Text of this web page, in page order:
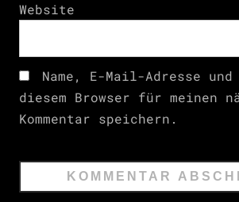
Website
Name, E-Mail-Adresse
diesem Browser für meinen
Kommentar speichern.